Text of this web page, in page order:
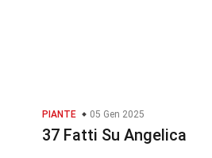
PIANTE 05 Gen 2025
37 Fatti Su Angelica